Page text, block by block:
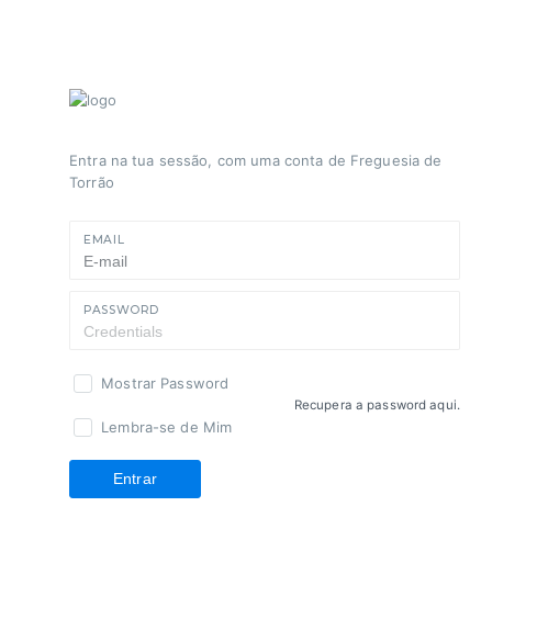
Entra na tua sessão, com uma conta de Freguesia de
Torrão
EMAIL
PASSWORD
Mostrar Password
Lembra-se de Mim
Recupera a password aqui.
Entrar